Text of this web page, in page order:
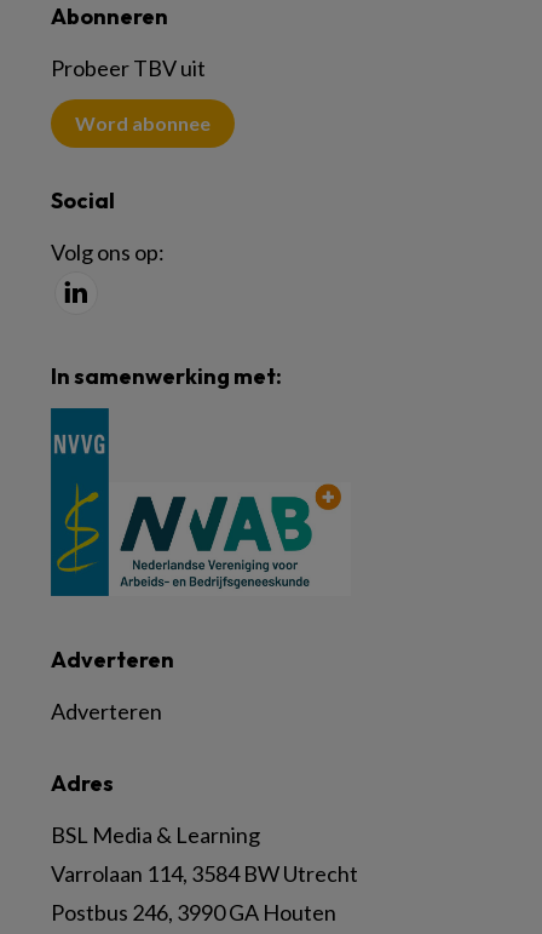
Abonneren
Probeer TBV uit
Word abonnee
Social
Volg ons op:
Adres
BSL Media & Learning
Varrolaan 114, 3584 BW Utrecht
Postbus 246, 3990 GA Houten
Adverteren
Adverteren
In samenwerking met: